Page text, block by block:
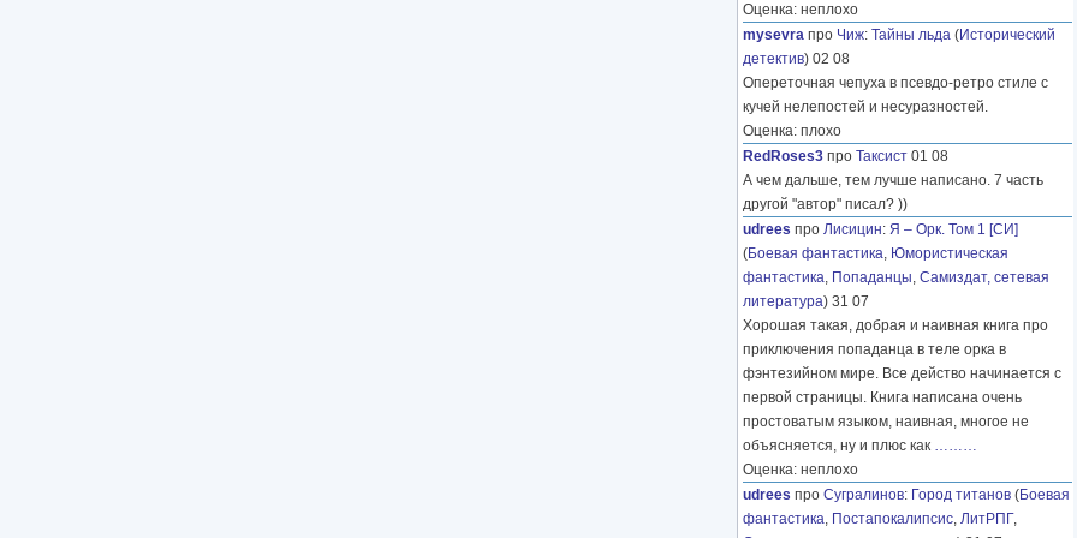
Оценка: неплохо
mysevra про Чиж: Тайны льда (Исторический
детектив) 02 08
Опереточная чепуха в псевдо-ретро стиле с
кучей нелепостей и несуразностей.
Оценка: плохо
RedRoses3 про Таксист 01 08
А чем дальше, тем лучше написано. 7 часть
другой "автор" писал? ))
udrees про Лисицин: Я – Орк. Том 1 [СИ]
(Боевая фантастика, Юмористическая
фантастика, Попаданцы, Самиздат, сетевая
литература) 31 07
Хорошая такая, добрая и наивная книга про
приключения попаданца в теле орка в
фэнтезийном мире. Все действо начинается с
первой страницы. Книга написана очень
простоватым языком, наивная, многое не
объясняется, ну и плюс как ………
Оценка: неплохо
udrees про Сугралинов: Город титанов (Боевая
фантастика, Постапокалипсис, ЛитРПГ,